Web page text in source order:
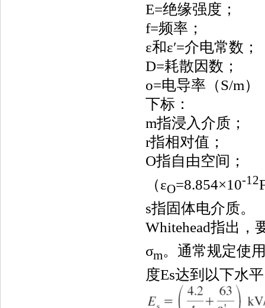
E=绝缘强度；
f=频率；
ε和ε′=介电常数；
D=耗散因数；
o=电导率（S/m）
下标：
m指浸入介质；
r指相对值；
O指自由空间；
（εO=8.854×10-12
s指固体电介质。
Whitehead指出，
σm。通常规定使
度Es达到以下水